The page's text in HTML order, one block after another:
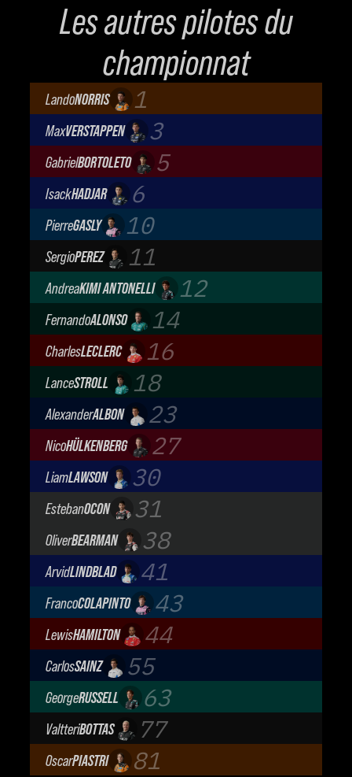
Les autres pilotes du
championnat
LandoNORRIS 1
McLaren Mastercard F1 Team
MaxVERSTAPPEN 3
Oracle Red Bull Racing
GabrielBORTOLETO 5
Audi Revolut F1 Team
IsackHADJAR 6
Oracle Red Bull Racing
PierreGASLY 10
BWT Alpine Formula One Team
SergioPEREZ 11
Cadillac Formula 1 Team
AndreaKIMI ANTONELLI 12
Mercedes-AMG Petronas F1 Team
FernandoALONSO 14
Aston Martin Aramco F1 Team
CharlesLECLERC 16
Scuderia Ferrari
LanceSTROLL 18
Aston Martin Aramco F1 Team
AlexanderALBON 23
Atlassian Williams F1 Team
NicoHÜLKENBERG 27
Audi Revolut F1 Team
LiamLAWSON 30
Visa Cash App Racing Bulls
EstebanOCON 31
TGR Haas F1 Team
OliverBEARMAN 38
TGR Haas F1 Team
ArvidLINDBLAD 41
Visa Cash App Racing Bulls
FrancoCOLAPINTO 43
BWT Alpine Formula One Team
LewisHAMILTON 44
Scuderia Ferrari
CarlosSAINZ 55
Atlassian Williams F1 Team
GeorgeRUSSELL 63
Mercedes-AMG Petronas F1 Team
ValtteriBOTTAS 77
Cadillac Formula 1 Team
OscarPIASTRI 81